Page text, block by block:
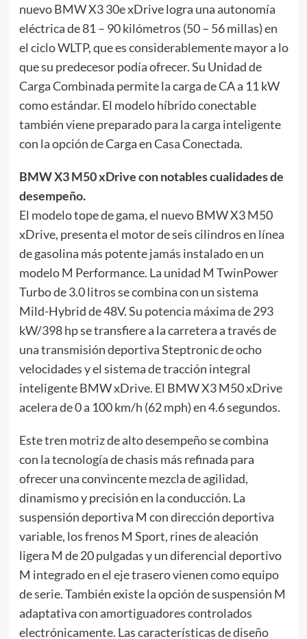
nuevo BMW X3 30e xDrive logra una autonomía
eléctrica de 81 – 90 kilómetros (50 – 56 millas) en
el ciclo WLTP, que es considerablemente mayor a lo
que su predecesor podía ofrecer. Su Unidad de
Carga Combinada permite la carga de CA a 11 kW
como estándar. El modelo híbrido conectable
también viene preparado para la carga inteligente
con la opción de Carga en Casa Conectada.
BMW X3 M50 xDrive con notables cualidades de
desempeño.
El modelo tope de gama, el nuevo BMW X3 M50
xDrive, presenta el motor de seis cilindros en línea
de gasolina más potente jamás instalado en un
modelo M Performance. La unidad M TwinPower
Turbo de 3.0 litros se combina con un sistema
Mild-Hybrid de 48V. Su potencia máxima de 293
kW/398 hp se transfiere a la carretera a través de
una transmisión deportiva Steptronic de ocho
velocidades y el sistema de tracción integral
inteligente BMW xDrive. El BMW X3 M50 xDrive
acelera de 0 a 100 km/h (62 mph) en 4.6 segundos.
Este tren motriz de alto desempeño se combina
con la tecnología de chasis más refinada para
ofrecer una convincente mezcla de agilidad,
dinamismo y precisión en la conducción. La
suspensión deportiva M con dirección deportiva
variable, los frenos M Sport, rines de aleación
ligera M de 20 pulgadas y un diferencial deportivo
M integrado en el eje trasero vienen como equipo
de serie. También existe la opción de suspensión M
adaptativa con amortiguadores controlados
electrónicamente. Las características de diseño